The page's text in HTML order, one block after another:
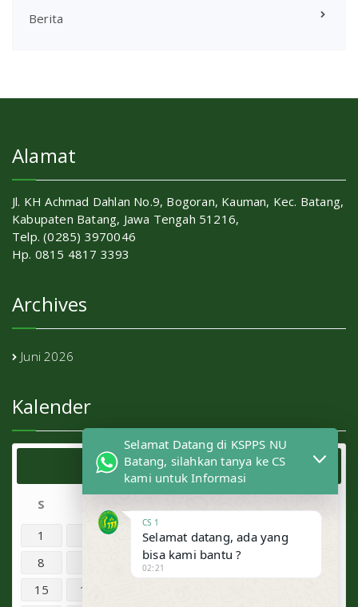
Berita
Alamat
Jl. KH Achmad Dahlan No.9, Bogoran, Kauman, Kec. Batang,
Kabupaten Batang, Jawa Tengah 51216,
Telp. (0285) 3970046
Hp. 0815 4817 3393
Archives
Juni 2026
Kalender
Juni 2026
S
1
4 5 6
8
11 12
15
16
Selamat Datang di KSPPS NU
Batang, silahkan tanya ke CS
kami untuk Informasi
CS 1
Selamat datang, ada yang
bisa kami bantu ?
02:21